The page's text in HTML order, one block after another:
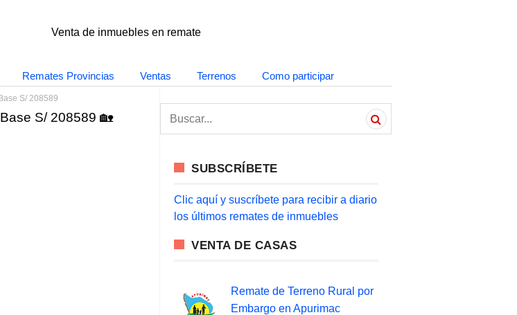
Venta de inmuebles en remate
Remates Provincias Ventas Terrenos Como participar
S/ 208589
S/ 208589 🏡
a
SUBSCRÍBETE
Clic aquí y suscríbete para recibir a diario
los últimos remates de inmuebles
VENTA DE CASAS
Remate de Terreno Rural por
Embargo en Apurimac